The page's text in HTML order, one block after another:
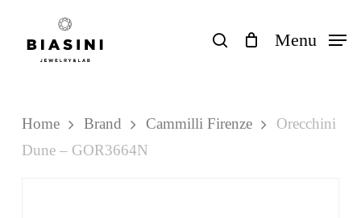
search Menu
Carrello
Close
Cart
Home Brand Cammilli Firenze
Orecchini
Dune – GOR3664N